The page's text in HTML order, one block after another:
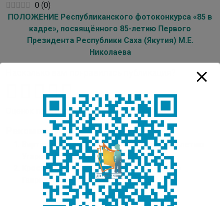
0 (0)
ПОЛОЖЕНИЕ Республиканского фотоконкурса «85 в
кадре», посвящённого 85-летию Первого
Президента Республики Саха (Якутия) М.Е.
Николаева
Оценок пока нет. Поставьте оценку первым.
Рекомендуем:
Виртуальная выставка, посвященная 85-летию
Угарова Гавриила Спиридоновича
Кроссворд. Игра, посвященная 85-летию
Гавриила Спиридоновича Угарова